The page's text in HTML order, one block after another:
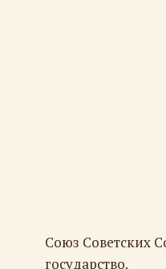
Союз Советских
государство.